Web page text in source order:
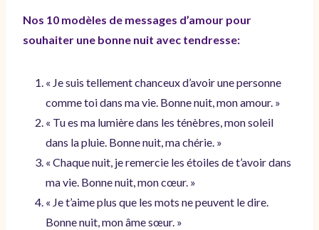
Nos 10 modèles de messages d’amour pour
souhaiter une bonne nuit avec tendresse:
« Je suis tellement chanceux d’avoir une personne
comme toi dans ma vie. Bonne nuit, mon amour. »
« Tu es ma lumière dans les ténèbres, mon soleil
dans la pluie. Bonne nuit, ma chérie. »
« Chaque nuit, je remercie les étoiles de t’avoir dans
ma vie. Bonne nuit, mon cœur. »
« Je t’aime plus que les mots ne peuvent le dire.
Bonne nuit, mon âme sœur. »